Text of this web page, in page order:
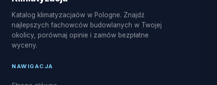
Katalog klimatyzacjaów w Pologne. Znajdź
najlepszych fachowców budowlanych w Twojej
okolicy, porównaj opinie i zamów bezpłatne
wyceny.
NAWIGACJA